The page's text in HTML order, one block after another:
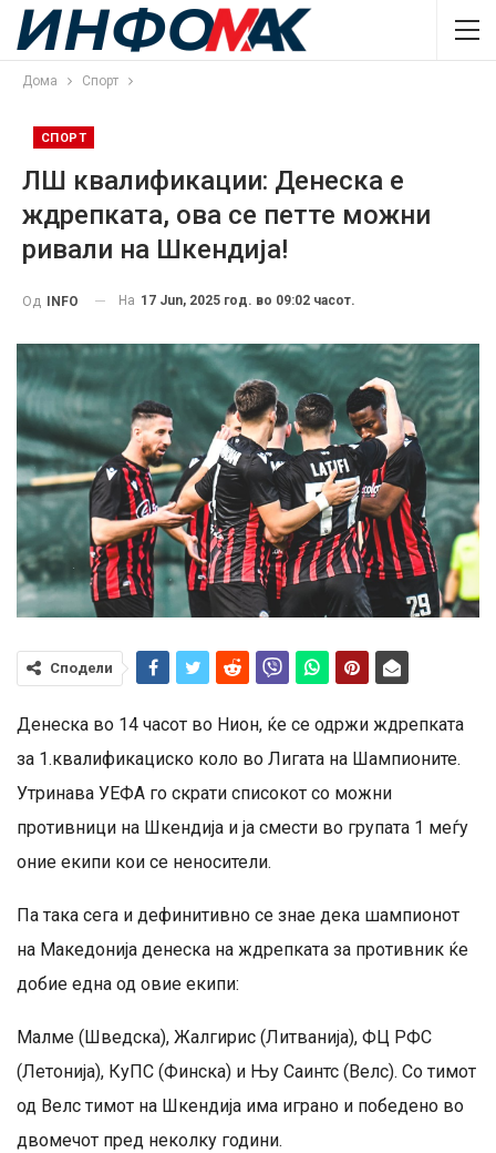
Дома Спорт
СПОРТ
ЛШ квалификации: Денеска е
ждрепката, ова се петте можни
ривали на Шкендија!
Од INFO На 17 Jun, 2025 год. во 09:02 часот.
Сподели
Денеска во 14 часот во Нион, ќе се одржи ждрепката
за 1.квалификациско коло во Лигата на Шампионите.
Утринава УЕФА го скрати списокот со можни
противници на Шкендија и ја смести во групата 1 меѓу
оние екипи кои се неносители.
Па така сега и дефинитивно се знае дека шампионот
на Македонија денеска на ждрепката за противник ќе
добие една од овие екипи:
Малме (Шведска), Жалгирис (Литванија), ФЦ РФС
(Летонија), КуПС (Финска) и Њу Саинтс (Велс). Со тимот
од Велс тимот на Шкендија има играно и победено во
двомечот пред неколку години.